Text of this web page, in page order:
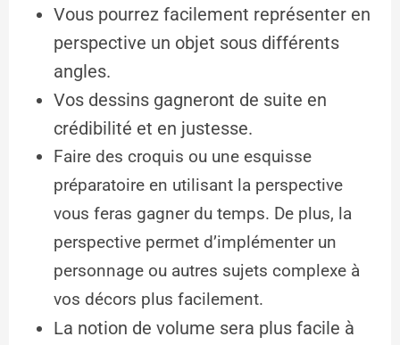
Vous pourrez facilement représenter en
perspective un objet sous différents
angles.
Vos dessins gagneront de suite en
crédibilité et en justesse.
Faire des croquis ou une esquisse
préparatoire en utilisant la perspective
vous feras gagner du temps. De plus, la
perspective permet d’implémenter un
personnage ou autres sujets complexe à
vos décors plus facilement.
La notion de volume sera plus facile à